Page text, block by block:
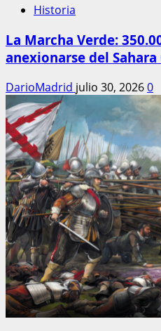
Historia
La Marcha Verde:
anexionarse del
DarioMadrid julio 30, 20260